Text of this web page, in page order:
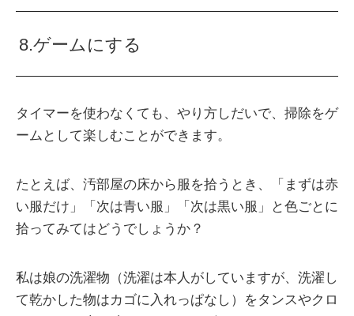
8.ゲームにする
タイマーを使わなくても、やり方しだいで、掃除をゲ
ームとして楽しむことができます。
たとえば、汚部屋の床から服を拾うとき、「まずは赤
い服だけ」「次は青い服」「次は黒い服」と色ごとに
拾ってみてはどうでしょうか？
私は娘の洗濯物（洗濯は本人がしていますが、洗濯し
て乾かした物はカゴに入れっぱなし）をタンスやクロ